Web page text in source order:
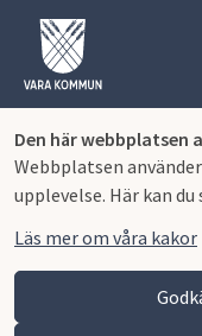
Den här webbplatsen
Webbplatsen
upplevelse. Här kan
Läs mer om våra kakor